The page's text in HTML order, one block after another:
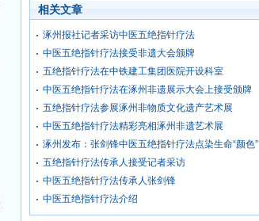
相关文章
涿州报社记者采访中医五绝指针疗法
中医五绝指针疗法接受非遗大会颁牌
五绝指针疗法在中铁建工集团医院开设科室
中医五绝指针疗法在涿州非遗展示大会上接受颁牌
五绝指针疗法参展涿州非物质文化遗产艺术展
中医五绝指针疗法精彩亮相涿州非遗艺术展
涿州发布：张剑锋中医五绝指针疗法点染生命“颜色”
五绝指针疗法传承人接受记者采访
中医五绝指针疗法传承人张剑锋
中医五绝指针疗法介绍